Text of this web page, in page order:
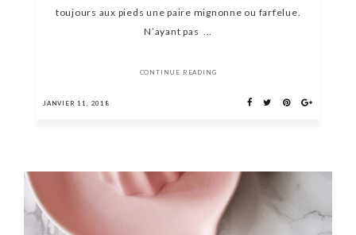
toujours aux pieds une paire mignonne ou farfelue.
N’ayant pas ...
CONTINUE READING
JANVIER 11, 2018